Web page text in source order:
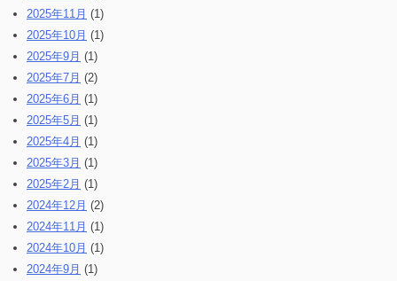
2025年11月 (1)
2025年10月 (1)
2025年9月 (1)
2025年7月 (2)
2025年6月 (1)
2025年5月 (1)
2025年4月 (1)
2025年3月 (1)
2025年2月 (1)
2024年12月 (2)
2024年11月 (1)
2024年10月 (1)
2024年9月 (1)